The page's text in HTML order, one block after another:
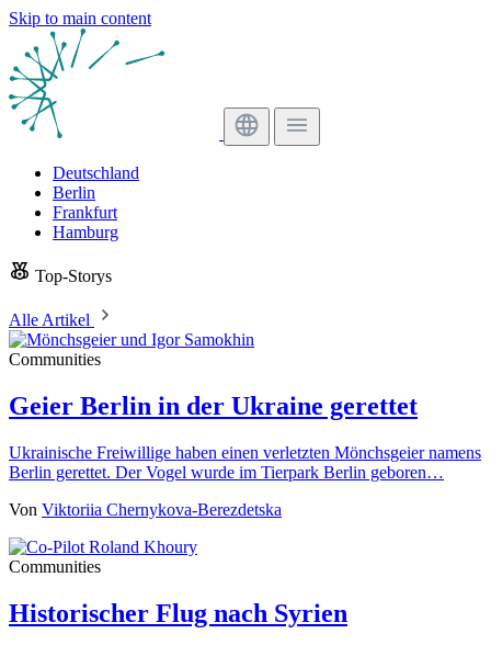
Skip to main content
Deutschland
Berlin
Frankfurt
Hamburg
Top-Storys
Alle Artikel
Communities
Geier Berlin in der Ukraine gerettet
Ukrainische Freiwillige haben einen verletzten Mönchsgeier namens
Berlin gerettet. Der Vogel wurde im Tierpark Berlin geboren…
Von Viktoriia Chernykova-Berezdetska
Communities
Historischer Flug nach Syrien